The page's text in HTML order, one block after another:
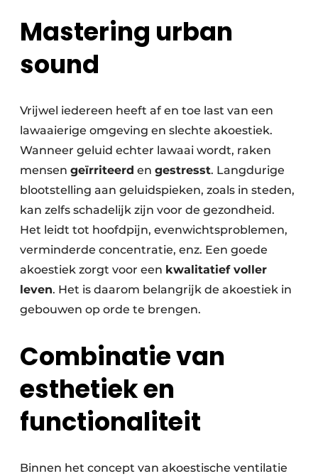
Mastering urban
sound
Vrijwel iedereen heeft af en toe last van een
lawaaierige omgeving en slechte akoestiek.
Wanneer geluid echter lawaai wordt, raken
mensen geïrriteerd en gestresst. Langdurige
blootstelling aan geluidspieken, zoals in steden,
kan zelfs schadelijk zijn voor de gezondheid.
Het leidt tot hoofdpijn, evenwichtsproblemen,
verminderde concentratie, enz. Een goede
akoestiek zorgt voor een kwalitatief voller
leven. Het is daarom belangrijk de akoestiek in
gebouwen op orde te brengen.
Combinatie van
esthetiek en
functionaliteit
Binnen het concept van akoestische ventilatie